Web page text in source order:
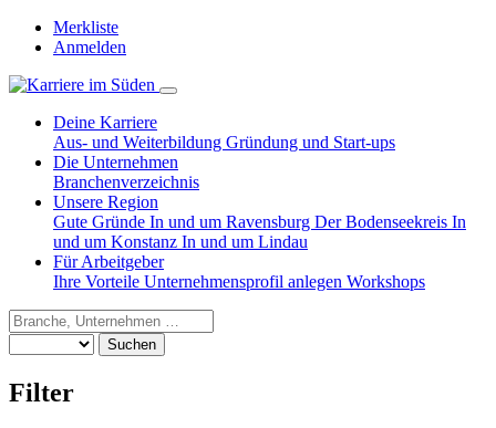
Merkliste
Anmelden
Deine Karriere
Aus- und Weiterbildung Gründung und Start-ups
Die Unternehmen
Branchenverzeichnis
Unsere Region
Gute Gründe In und um Ravensburg Der Bodenseekreis In
und um Konstanz In und um Lindau
Für Arbeitgeber
Ihre Vorteile Unternehmensprofil anlegen Workshops
Suchen
Filter